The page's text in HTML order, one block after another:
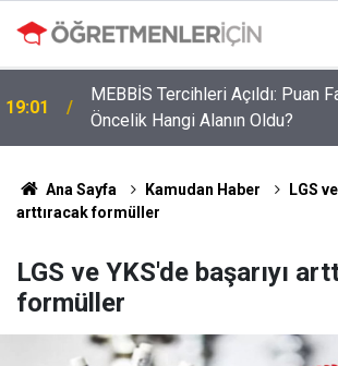
MEBBİS Tercihleri Açıldı: Puan
Öncelik Hangi Alanın Oldu?
09:03
Öğretmenlere Müjdeli Haber:
Kadro Tıkanıklığı Yaşanmayacak
Ana Sayfa Kamudan Haber
LGS
arttıracak formüller
LGS ve YKS'de başarıyı
formüller